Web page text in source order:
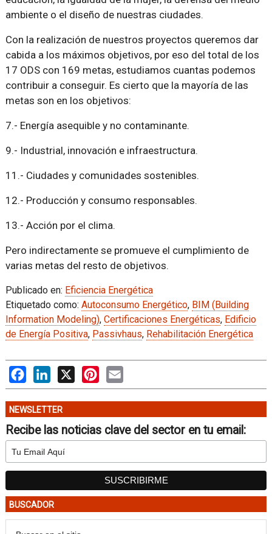
ambiente o el diseño de nuestras ciudades.
Con la realización de nuestros proyectos queremos dar
cabida a los máximos objetivos, por eso del total de los
17 ODS con 169 metas, estudiamos cuantas podemos
contribuir a conseguir. Es cierto que la mayoría de las
metas son en los objetivos:
7.- Energía asequible y no contaminante.
9.- Industrial, innovación e infraestructura.
11.- Ciudades y comunidades sostenibles.
12.- Producción y consumo responsables.
13.- Acción por el clima.
Pero indirectamente se promueve el cumplimiento de
varias metas del resto de objetivos.
Publicado en: Eficiencia Energética
Etiquetado como: Autoconsumo Energético, BIM (Building
Information Modeling), Certificaciones Energéticas, Edificio
de Energía Positiva, Passivhaus, Rehabilitación Energética
FacebookLinkedIn
X PinterestEmail
NEWSLETTER
Recibe las noticias clave del sector en tu email:
BUSCADOR